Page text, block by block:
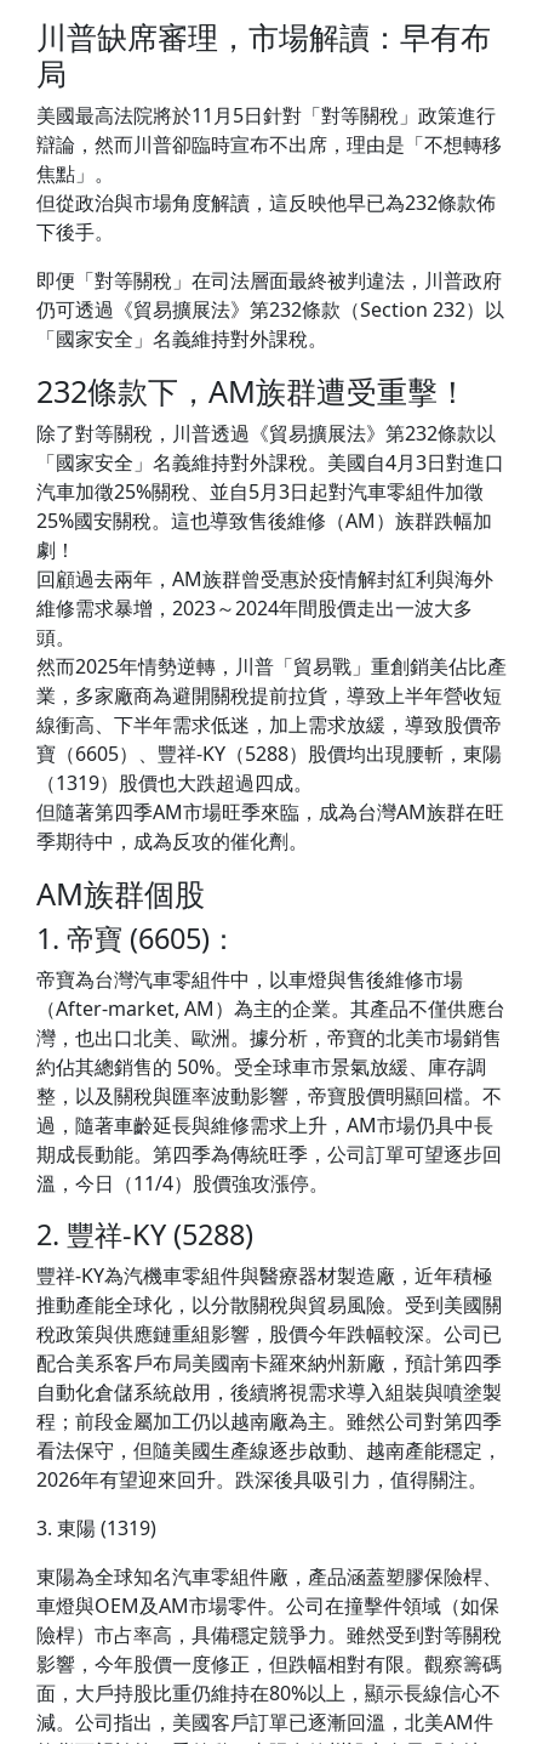
川普缺席審理，市場解讀：早有布
局
美國最高法院將於11月5日針對「對等關稅」政策進行
辯論，然而川普卻臨時宣布不出席，理由是「不想轉移
焦點」。
但從政治與市場角度解讀，這反映他早已為232條款佈
下後手。
即便「對等關稅」在司法層面最終被判違法，川普政府
仍可透過《貿易擴展法》第232條款（Section 232）以
「國家安全」名義維持對外課稅。
232條款下，AM族群遭受重擊！
除了對等關稅，川普透過《貿易擴展法》第232條款以
「國家安全」名義維持對外課稅。美國自4月3日對進口
汽車加徵25%關稅、並自5月3日起對汽車零組件加徵
25%國安關稅。這也導致售後維修（AM）族群跌幅加
劇！
回顧過去兩年，AM族群曾受惠於疫情解封紅利與海外
維修需求暴增，2023～2024年間股價走出一波大多
頭。
然而2025年情勢逆轉，川普「貿易戰」重創銷美佔比產
業，多家廠商為避開關稅提前拉貨，導致上半年營收短
線衝高、下半年需求低迷，加上需求放緩，導致股價帝
寶（6605）、豐祥-KY（5288）股價均出現腰斬，東陽
（1319）股價也大跌超過四成。
但隨著第四季AM市場旺季來臨，成為台灣AM族群在旺
季期待中，成為反攻的催化劑。
AM族群個股
1. 帝寶 (6605)：
帝寶為台灣汽車零組件中，以車燈與售後維修市場
（After-market, AM）為主的企業。其產品不僅供應台
灣，也出口北美、歐洲。據分析，帝寶的北美市場銷售
約佔其總銷售的 50%。受全球車市景氣放緩、庫存調
整，以及關稅與匯率波動影響，帝寶股價明顯回檔。不
過，隨著車齡延長與維修需求上升，AM市場仍具中長
期成長動能。第四季為傳統旺季，公司訂單可望逐步回
溫，今日（11/4）股價強攻漲停。
2. 豐祥-KY (5288)
豐祥-KY為汽機車零組件與醫療器材製造廠，近年積極
推動產能全球化，以分散關稅與貿易風險。受到美國關
稅政策與供應鏈重組影響，股價今年跌幅較深。公司已
配合美系客戶布局美國南卡羅來納州新廠，預計第四季
自動化倉儲系統啟用，後續將視需求導入組裝與噴塗製
程；前段金屬加工仍以越南廠為主。雖然公司對第四季
看法保守，但隨美國生產線逐步啟動、越南產能穩定，
2026年有望迎來回升。跌深後具吸引力，值得關注。
3. 東陽 (1319)
東陽為全球知名汽車零組件廠，產品涵蓋塑膠保險桿、
車燈與OEM及AM市場零件。公司在撞擊件領域（如保
險桿）市占率高，具備穩定競爭力。雖然受到對等關稅
影響，今年股價一度修正，但跌幅相對有限。觀察籌碼
面，大戶持股比重仍維持在80%以上，顯示長線信心不
減。公司指出，美國客戶訂單已逐漸回溫，北美AM件